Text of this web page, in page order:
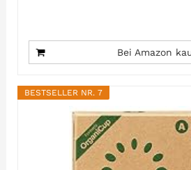
Bei Amazon
BESTSELLER NR. 7